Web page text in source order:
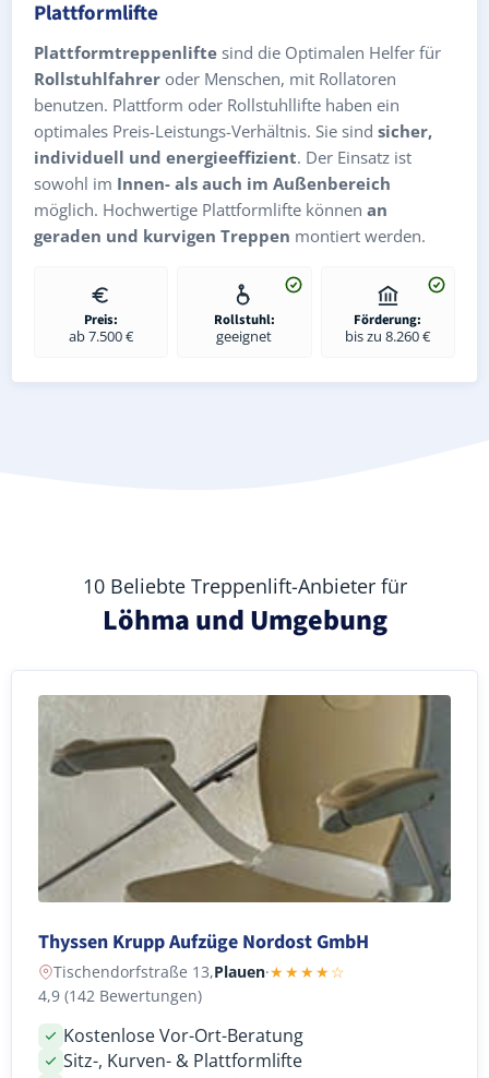
Plattformlifte
Plattformtreppenlifte sind die Optimalen Helfer für
Rollstuhlfahrer oder Menschen, mit Rollatoren
benutzen. Plattform oder Rollstuhllifte haben ein
optimales Preis-Leistungs-Verhältnis. Sie sind sicher,
individuell und energieeffizient. Der Einsatz ist
sowohl im Innen- als auch im Außenbereich
möglich. Hochwertige Plattformlifte können an
geraden und kurvigen Treppen montiert werden.
Preis:
ab 7.500 €
Rollstuhl:
geeignet
Förderung:
bis zu 8.260 €
10 Beliebte Treppenlift-Anbieter für
Löhma und Umgebung
Thyssen Krupp Aufzüge Nordost GmbH
Tischendorfstraße 13,Plauen·★★★★☆
4,9 (142 Bewertungen)
Kostenlose Vor-Ort-Beratung
Sitz-, Kurven- & Plattformlifte